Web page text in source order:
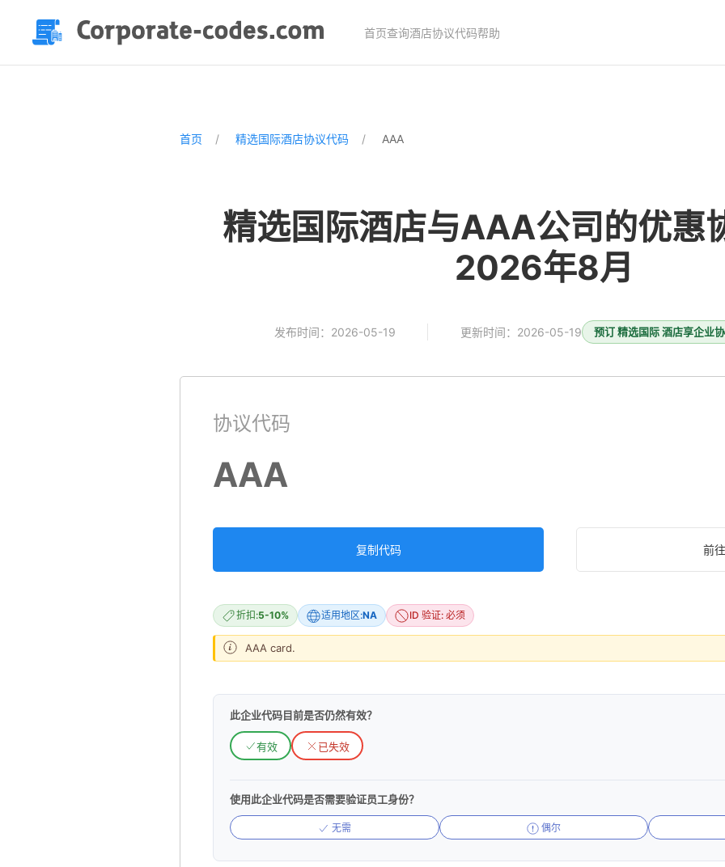
首页查询酒店协议代码帮助
首页 精选国际酒店协议代码 AAA
精选国际酒店与AAA公司的优惠
2026年8月
发布时间：2026-05-19 更新时间：2026-05-19 预订 精选国际 酒店享企业
协议代码
AAA
复制代码 前
折扣:5-10% 适用地区:NA ID 验证: 必须
AAA card.
此企业代码目前是否仍然有效？
有效 已失效
使用此企业代码是否需要验证员工身份？
无需 偶尔